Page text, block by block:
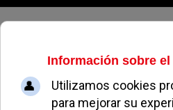
Viernes, 07 de